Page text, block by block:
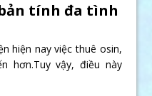
tính đa tình
hiện nay việc thuê osin,
hơn.Tuy vậy, điều này